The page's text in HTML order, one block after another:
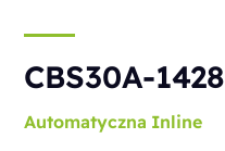
CBS30A-1428
Automatyczna Inline